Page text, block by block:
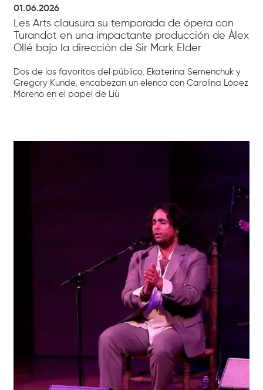
01.06.2026
Les Arts clausura su temporada de ópera con
Turandot en una impactante producción de Àlex
Ollé bajo la dirección de Sir Mark Elder
Dos de los favoritos del público, Ekaterina Semenchuk y
Gregory Kunde, encabezan un elenco con Carolina López
Moreno en el papel de Liù